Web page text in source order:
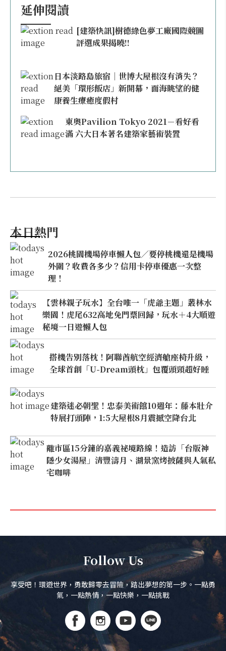
延伸閱讀
[建築快訊]樹德綠色夢工廠國際競圖
評選成果揭曉!!
日本淡路島旅宿｜世博大屋根沒有消失？
絕美「環形飯店」新開幕，面海眺望的健
康養生療癒度假村
東奧Pavilion Tokyo 2021－看好看
滿 六大日本著名建築家藝術裝置
本日熱門
2026桃園機場停車懶人包／要停桃機還是機場
外圍？收費各多少？信用卡停車優惠一次整
理！
【雲林親子玩水】全台唯一「虎爺主題」叢林水
樂園！虎尾632高地免門票回歸，玩水＋4大順遊
秘境一日遊懶人包
搭機告別落枕！阿聯酋航空經濟艙座椅升級，
全球首創「U-Dream頭枕」包覆頭頸超好睡
建築迷必朝聖！忠泰美術館10週年：藤本壯介
特展打頭陣，1:5大屋根8月震撼空降台北
離市區15分鐘的嘉義祕境路線！造訪「台版神
隱少女湯屋」清豐濤月、湖景窯烤披薩與人氣私
宅咖啡
Follow Us
享受吧！環遊世界，勇敢歸零去冒險，踏出夢想的第一步。一點勇
氣，一點熱情，一點快樂，一點挑戰